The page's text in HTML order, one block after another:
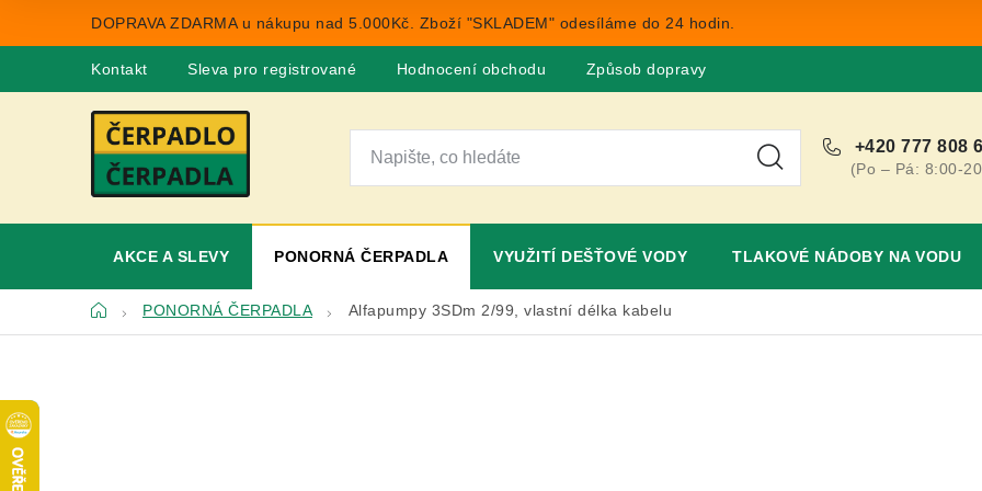
DOPRAVA ZDARMA u nákupu nad 5.000Kč. Zboží "SKLADEM" odesíláme do 24 hodin.
Kontakt Sleva pro registrované Hodnocení obchodu Způsob dopravy
+420 777 808
(Po – Pá: 8:00-
AKCE A SLEVY PONORNÁ ČERPADLA VYUŽITÍ DEŠŤOVÉ VODY TLAKOVÉ NÁDOBY NA VODU
DomůPONORNÁ ČERPADLA Alfapumpy 3SDm 2/99, vlastní délka kabelu